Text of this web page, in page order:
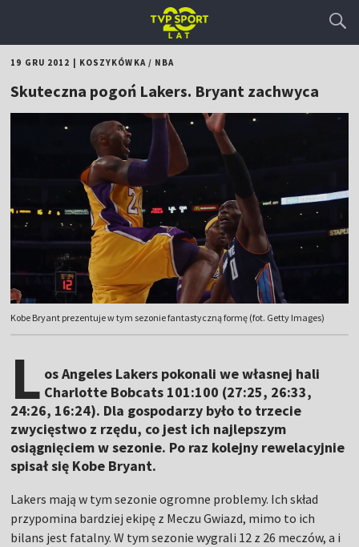
19 GRU 2012 KOSZYKÓWKA/ NBA
Skuteczna pogoń Lakers. Bryant zachwyca
Kobe Bryant prezentuje w tym sezonie fantastyczną formę (fot. Getty Images)
L os Angeles Lakers pokonali we własnej hali
Charlotte Bobcats 101:100 (27:25, 26:33,
24:26, 16:24). Dla gospodarzy było to trzecie
zwycięstwo z rzędu, co jest ich najlepszym
osiągnięciem w sezonie. Po raz kolejny rewelacyjnie
spisał się Kobe Bryant.
Lakers mają w tym sezonie ogromne problemy. Ich skład
przypomina bardziej ekipę z Meczu Gwiazd, mimo to ich
bilans jest fatalny. W tym sezonie wygrali 12 z 26 meczów, a i